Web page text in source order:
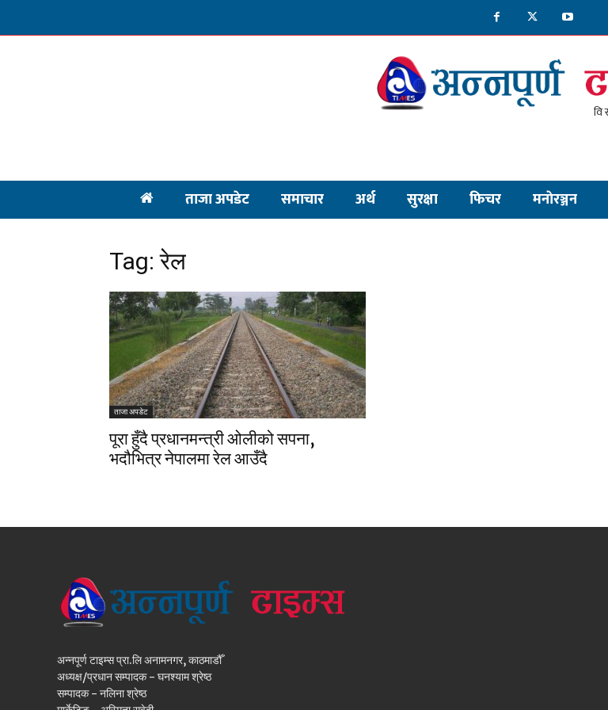
ताजा अपडेट समाचार अर्थ सुरक्षा फिचर मनाेरञ्जन
Tag: रेल
ताजा अपडेट
पूरा हुँदै प्रधानमन्त्री ओलीको सपना,
भदौभित्र नेपालमा रेल आउँदै
अन्नपूर्ण टाइम्स प्रा.लि अनामनगर, काठमाडौँ
अध्यक्ष/प्रधान सम्पादक - घनश्याम श्रेष्ठ
सम्पादक - नलिना श्रेष्ठ